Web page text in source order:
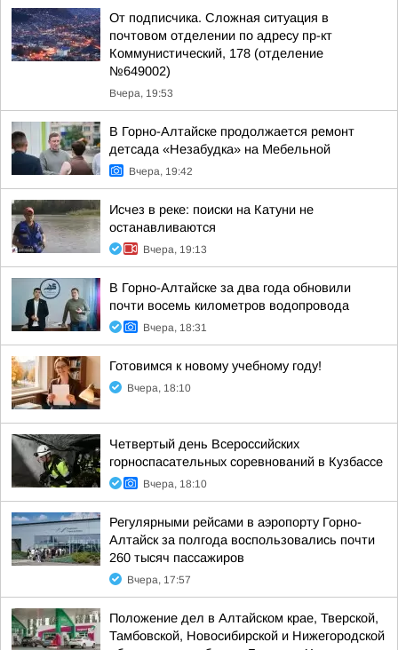
От подписчика. Сложная ситуация в
почтовом отделении по адресу пр-кт
Коммунистический, 178 (отделение
№649002)
Вчера, 19:53
В Горно-Алтайске продолжается ремонт
детсада «Незабудка» на Мебельной
Вчера, 19:42
Исчез в реке: поиски на Катуни не
останавливаются
Вчера, 19:13
В Горно-Алтайске за два года обновили
почти восемь километров водопровода
Вчера, 18:31
Готовимся к новому учебному году!
Вчера, 18:10
Четвертый день Всероссийских
горноспасательных соревнований в Кузбассе
Вчера, 18:10
Регулярными рейсами в аэропорту Горно-
Алтайск за полгода воспользовались почти
260 тысяч пассажиров
Вчера, 17:57
Положение дел в Алтайском крае, Тверской,
Тамбовской, Новосибирской и Нижегородской